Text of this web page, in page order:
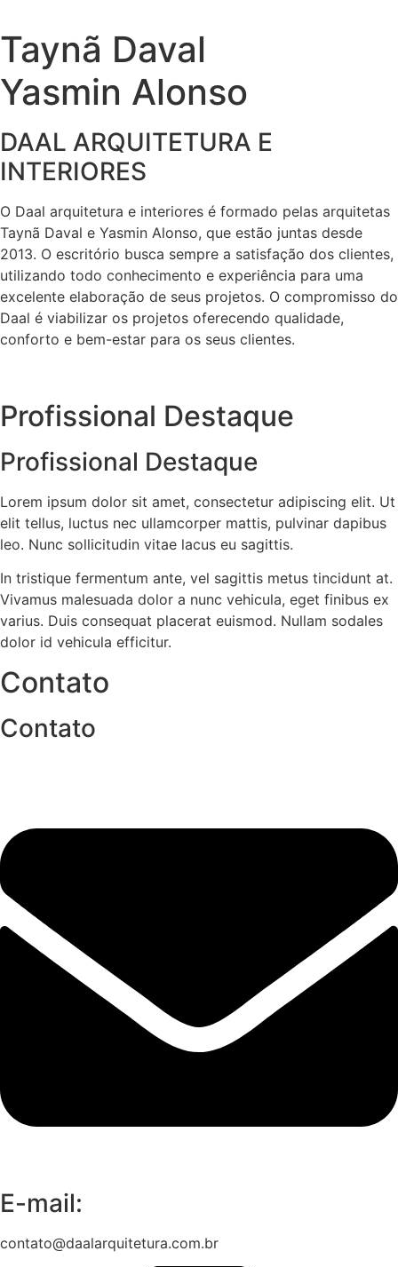
Taynã Daval
Yasmin Alonso
DAAL ARQUITETURA E
INTERIORES
O Daal arquitetura e interiores é formado pelas arquitetas
Taynã Daval e Yasmin Alonso, que estão juntas desde
2013. O escritório busca sempre a satisfação dos clientes,
utilizando todo conhecimento e experiência para uma
excelente elaboração de seus projetos. O compromisso do
Daal é viabilizar os projetos oferecendo qualidade,
conforto e bem-estar para os seus clientes.
Profissional Destaque
Profissional Destaque
Lorem ipsum dolor sit amet, consectetur adipiscing elit. Ut
elit tellus, luctus nec ullamcorper mattis, pulvinar dapibus
leo. Nunc sollicitudin vitae lacus eu sagittis.
In tristique fermentum ante, vel sagittis metus tincidunt at.
Vivamus malesuada dolor a nunc vehicula, eget finibus ex
varius. Duis consequat placerat euismod. Nullam sodales
dolor id vehicula efficitur.
Contato
Contato
E-mail:
contato@daalarquitetura.com.br